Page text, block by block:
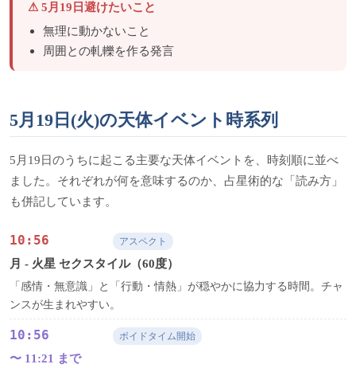
⚠ 5月19日避けたいこと
無理に動かないこと
周囲との軋轢を作る発言
5月19日(火)の天体イベント時系列
5月19日のうちに起こる主要な天体イベントを、時刻順に並べ
ました。それぞれが何を意味するのか、占星術的な「読み方」
も併記しています。
10:56 アスペクト
月 - 火星 セクスタイル（60度）
「感情・無意識」と「行動・情熱」が穏やかに協力する時間。チャ
ンスが生まれやすい。
10:56 ボイドタイム開始
〜 11:21 まで